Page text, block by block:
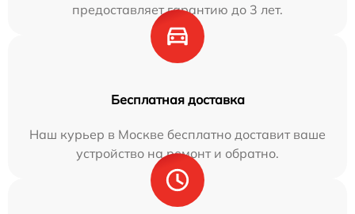
предоставляет гарантию до 3 лет.
Бесплатная доставка
Наш курьер в Москве бесплатно доставит ваше
устройство на ремонт и обратно.